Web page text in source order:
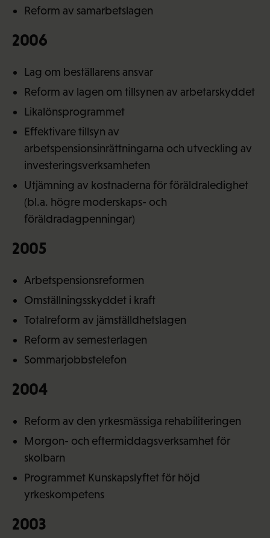
Reform av samarbetslagen
2006
Lag om beställarens ansvar
Reform av lagen om tillsynen av arbetarskyddet
Likalönsprogrammet
Effektivare tillsyn av
arbetspensionsinrättningarna och utveckling av
investeringsverksamheten
Utjämning av kostnaderna för föräldraledighet
(bl.a. högre moderskaps- och
föräldradagpenningar)
2005
Arbetspensionsreformen
Omställningsskyddet i kraft
Totalreform av jämställdhetslagen
Reform av semesterlagen
Sommarjobbstelefon
2004
Reform av den yrkesmässiga rehabiliteringen
Morgon- och eftermiddagsverksamhet för
skolbarn
Programmet Kunskapslyftet för höjd
yrkeskompetens
2003